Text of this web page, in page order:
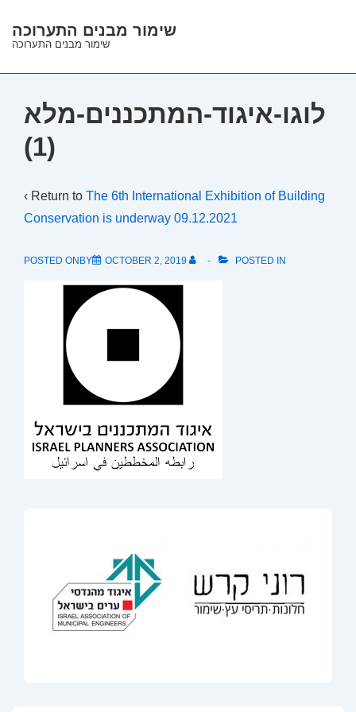
Skip
Main
Content
שימור מבנים התערוכה
שימור מבנים התערוכה
לוגו-איגוד-המתכננים-מלא
(1)
‹ Return to The 6th International Exhibition of Building
Conservation is underway 09.12.2021
POSTED ONBY OCTOBER 2, 2019 POSTED IN